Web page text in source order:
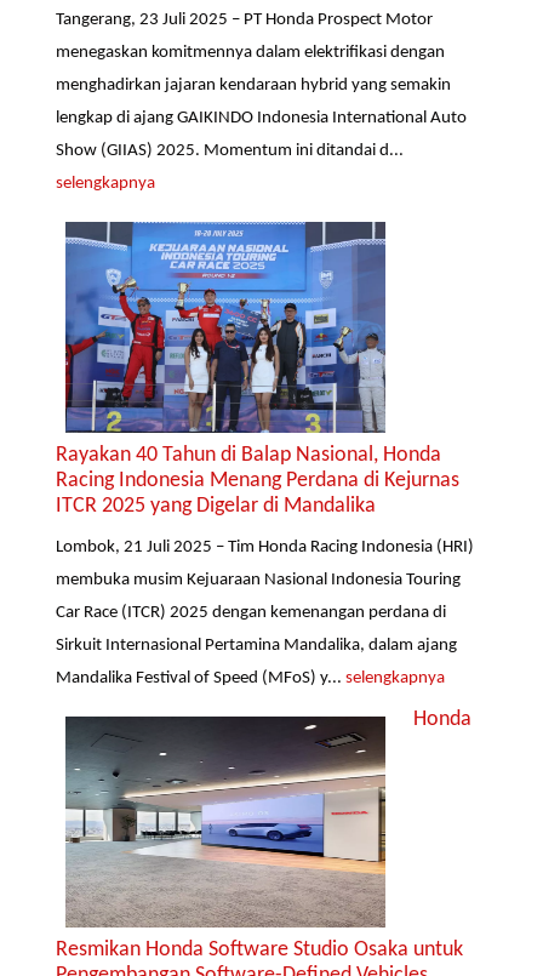
Tangerang, 23 Juli 2025 – PT Honda Prospect Motor
menegaskan komitmennya dalam elektrifikasi dengan
menghadirkan jajaran kendaraan hybrid yang semakin
lengkap di ajang GAIKINDO Indonesia International Auto
Show (GIIAS) 2025. Momentum ini ditandai d...
selengkapnya
Rayakan 40 Tahun di Balap Nasional, Honda
Racing Indonesia Menang Perdana di Kejurnas
ITCR 2025 yang Digelar di Mandalika
Lombok, 21 Juli 2025 – Tim Honda Racing Indonesia (HRI)
membuka musim Kejuaraan Nasional Indonesia Touring
Car Race (ITCR) 2025 dengan kemenangan perdana di
Sirkuit Internasional Pertamina Mandalika, dalam ajang
Mandalika Festival of Speed (MFoS) y...selengkapnya
Honda
Resmikan Honda Software Studio Osaka untuk